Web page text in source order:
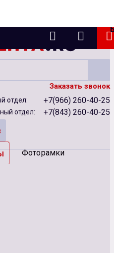
Заказать звонок
отдел: +7(966) 260-40-25
отдел: +7(843) 260-40-25
Фоторамки